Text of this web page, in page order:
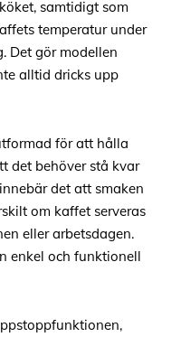
samtidigt som
temperatur under
Det gör modellen
alltid dricks upp
för att hålla
det behöver stå kvar
det att smaken
om kaffet serveras
eller arbetsdagen.
enkel och funktionell